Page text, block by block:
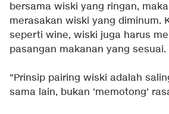
bersama wiski yang ringan,
merasakan wiski yang diminum.
seperti wine, wiski juga harus
pasangan makanan yang sesuai.
"Prinsip pairing wiski adalah
sama lain, bukan 'memotong'